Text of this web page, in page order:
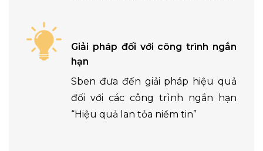
Giải pháp đối với công trình ngắn
hạn
Sben đưa đến giải pháp hiệu quả
đối với các công trình ngắn hạn
“Hiệu quả lan tỏa niềm tin”